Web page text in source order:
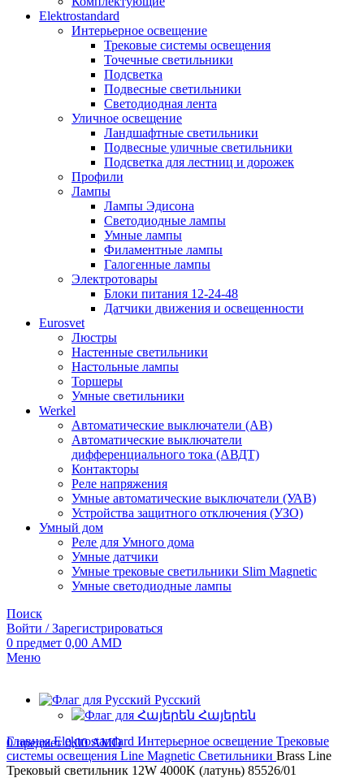
Elektrostandard
Интерьерное освещение
Трековые системы освещения
Точечные светильники
Подсветка
Подвесные светильники
Светодиодная лента
Уличное освещение
Ландшафтные светильники
Подвесные уличные светильники
Подсветка для лестниц и дорожек
Профили
Лампы
Лампы Эдисона
Светодиодные лампы
Умные лампы
Филаментные лампы
Галогенные лампы
Электротовары
Блоки питания 12-24-48
Датчики движения и освещенности
Eurosvet
Люстры
Настенные светильники
Настольные лампы
Торшеры
Умные светильники
Werkel
Автоматические выключатели (АВ)
Автоматические выключатели
дифференциального тока (АВДТ)
Контакторы
Реле напряжения
Умные автоматические выключатели (УАВ)
Устройства защитного отключения (УЗО)
Умный дом
Реле для Умного дома
Умные датчики
Умные трековые светильники Slim Magnetic
Умные светодиодные лампы
Поиск
Войти / Зарегистрироваться
0 предмет 0,00 AMD
Меню
Русский
Հայերեն
0предмет 0,00AMD
ГлавнаяElektrostandard Интерьерное освещение Трековые
системы освещения Line Magnetic Светильники Brass Line
Трековый светильник 12W 4000K (латунь) 85526/01